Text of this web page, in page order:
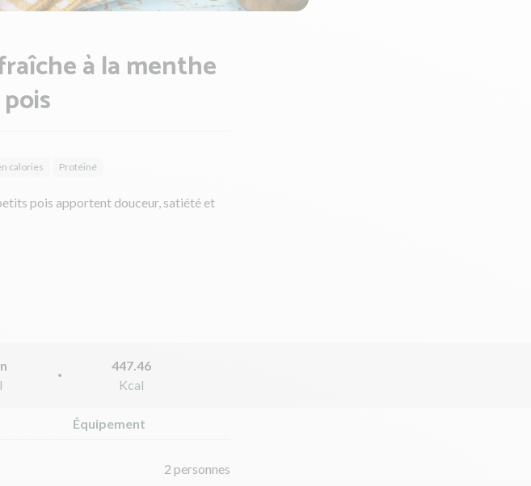
à la menthe
calories Protéiné
pois apportent douceur, satiété et
447.46
Kcal
Équipement
2 personnes